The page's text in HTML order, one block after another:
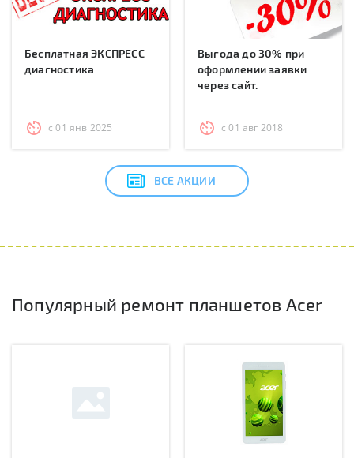
Бесплатная ЭКСПРЕСС
диагностика
с 01 янв 2025
Выгода до 30% при
оформлении заявки
через сайт.
с 01 авг 2018
ВСЕ АКЦИИ
Популярный ремонт планшетов Acer